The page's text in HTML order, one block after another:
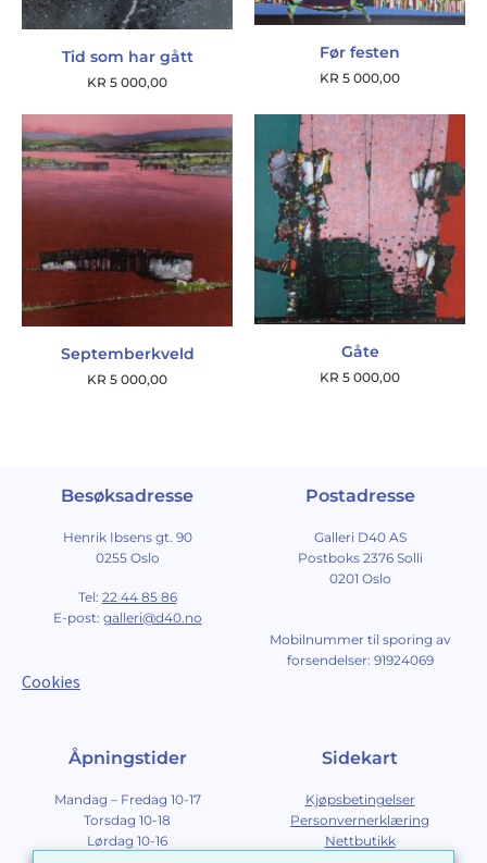
Tid som har gått
KR 5 000,00
Før festen
KR 5 000,00
Septemberkveld
KR 5 000,00
Gåte
KR 5 000,00
Besøksadresse
Henrik Ibsens gt. 90
0255 Oslo
Tel: 22 44 85 86
E-post: galleri@d40.no
Cookies
Postadresse
Galleri D40 AS
Postboks 2376 Solli
0201 Oslo
Mobilnummer til sporing av
forsendelser: 91924069
Åpningstider
Mandag – Fredag 10-17
Torsdag 10-18
Lørdag 10-16
Sidekart
Kjøpsbetingelser
Personvernerklæring
Nettbutikk